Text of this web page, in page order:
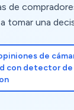
de
tomar una
de
con detector